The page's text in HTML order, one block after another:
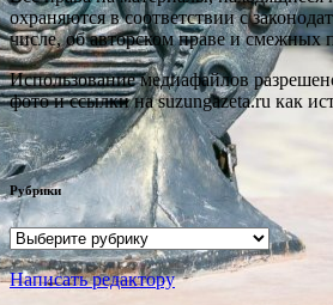
охраняются в соответствии с
числе, об авторском праве и смежных
Использование медиафайлов
фото и ссылки на suzungazeta.ru как
Рубрики
Рубрики
Написать редактору